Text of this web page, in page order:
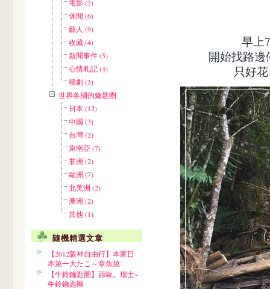
電影 (2)
休閒 (6)
藝人 (9)
收藏 (4)
新聞事件 (5)
心情札記 (4)
韓劇 (3)
世界各國的鑰匙圈
日本 (12)
中國 (3)
台灣 (2)
東南亞 (7)
非洲 (2)
歐洲 (7)
北美洲 (2)
澳洲 (2)
其他 (1)
隨機精選文章
【2012阪神自由行】本家日
本第一大たこ～章魚燒
【牛鈴鑰匙圈】西歐。瑞士~
牛鈴鑰匙圈
早上
開始找路
只好